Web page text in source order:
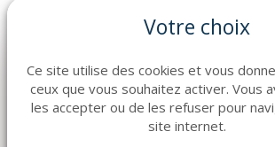
Evadez-vous autour de Porquerolles, Port
Profitez d'une large gamme de bateau à
venir découvrir sur le port d'Hyères, des
rigides et semi-rigides.
Votre choix
Ce site utilise des cookies et vous
ceux que vous souhaitez activer. Vous
les accepter ou de les refuser pour
site internet.